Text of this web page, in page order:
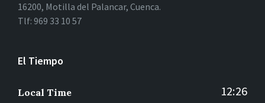
16200, Motilla del Palancar, Cuenca.
Tlf: 969 33 10 57
El Tiempo
Local Time 12:26